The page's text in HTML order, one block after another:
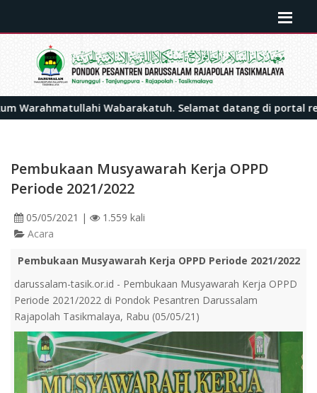
Wabarakatuh. Selamat datang di portal resmi
Pembukaan Musyawarah Kerja OPPD
Periode 2021/2022
05/05/2021 |
1.559 kali
Acara
Pembukaan Musyawarah Kerja OPPD Periode 2021/2022
darussalam-tasik.or.id - Pembukaan Musyawarah Kerja OPPD
Periode 2021/2022 di Pondok Pesantren Darussalam
Rajapolah Tasikmalaya, Rabu (05/05/21)